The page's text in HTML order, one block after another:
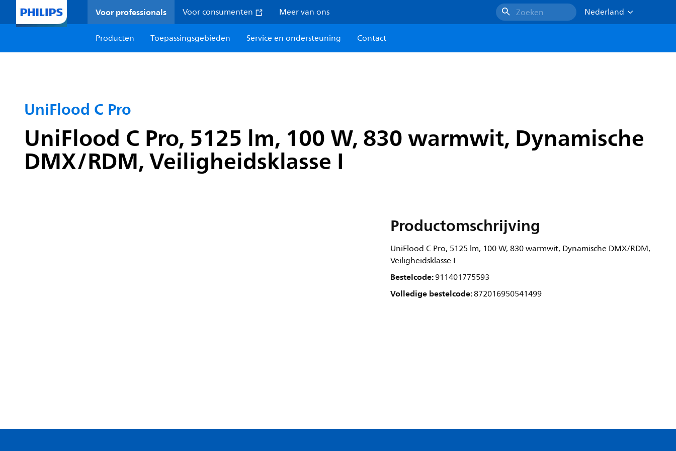
Voor professionals Voor consumenten Meer van ons Zoeken
Nederland
Producten
Toepassingsgebieden Service en ondersteuning Contact
UniFlood C Pro
UniFlood C Pro, 5125 lm, 100 W, 830 warmwit, Dynamische
DMX/RDM, Veiligheidsklasse I
Productomschrijving
UniFlood C Pro, 5125 lm, 100 W, 830 warmwit, Dynamische DMX/RDM,
Veiligheidsklasse I
Bestelcode:911401775593
Volledige bestelcode:872016950541499